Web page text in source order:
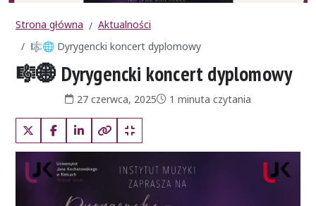
Strona główna
Aktualności
🎼🌐 Dyrygencki koncert dyplomowy
🎼🌐 Dyrygencki koncert dyplomowy
Data publikacji:
27 czerwca, 2025Czas czytania:
1 minuta czytania
X (Twitter)FacebookLinkedInKopiuj pełny link
Kopiuj krótki link